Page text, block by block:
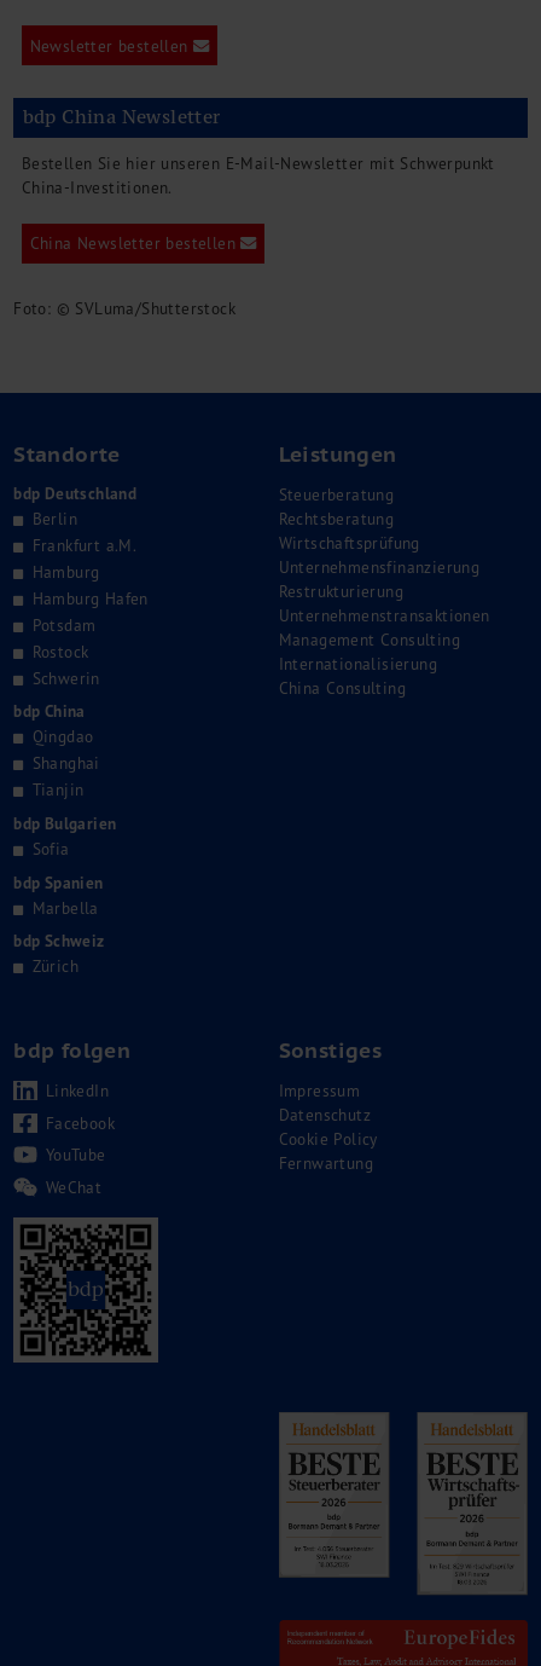
Newsletter bestellen
bdp China Newsletter
Bestellen Sie hier unseren E-Mail-Newsletter mit Schwerpunkt
China-Investitionen.
China Newsletter bestellen
Foto: © SVLuma/Shutterstock
Standorte
bdp Deutschland
Berlin
Frankfurt a.M.
Hamburg
Hamburg Hafen
Potsdam
Rostock
Schwerin
bdp China
Qingdao
Shanghai
Tianjin
bdp Bulgarien
Sofia
bdp Spanien
Marbella
bdp Schweiz
Zürich
Leistungen
Steuerberatung
Rechtsberatung
Wirtschaftsprüfung
Unternehmensfinanzierung
Restrukturierung
Unternehmenstransaktionen
Management Consulting
Internationalisierung
China Consulting
bdp folgen
LinkedIn
Facebook
YouTube
WeChat
Sonstiges
Impressum
Datenschutz
Cookie Policy
Fernwartung